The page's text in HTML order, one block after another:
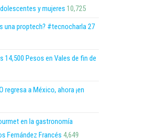
y mujeres 10,725
una proptech? #tecnocharla 27
14,500 Pesos en Vales de fin de
regresa a México, ahora ¡en
en la gastronomía
Fernández Francés 4,649